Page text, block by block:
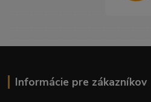
Informácie pre zákazníkov